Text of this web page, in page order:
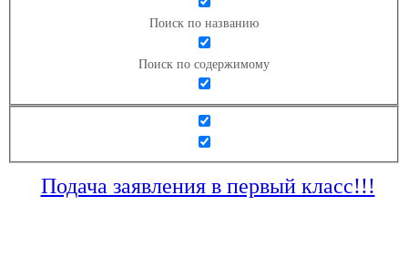
Поиск по названию
Поиск по содержимому
Подача заявления в первый класс!!!